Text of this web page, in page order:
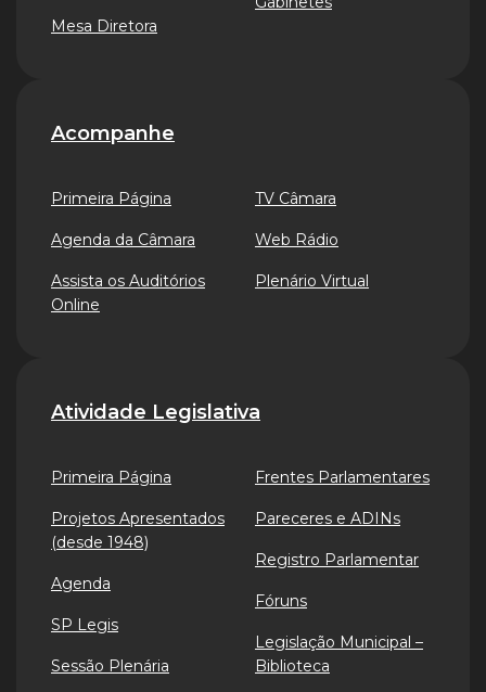
Mesa Diretora
Acompanhe
Primeira Página
Agenda da Câmara
Assista os Auditórios
Online
TV Câmara
Web Rádio
Plenário Virtual
Atividade Legislativa
Primeira Página
Projetos Apresentados
(desde 1948)
Agenda
SP Legis
Sessão Plenária
Frentes Parlamentares
Pareceres e ADINs
Registro Parlamentar
Fóruns
Legislação Municipal –
Biblioteca